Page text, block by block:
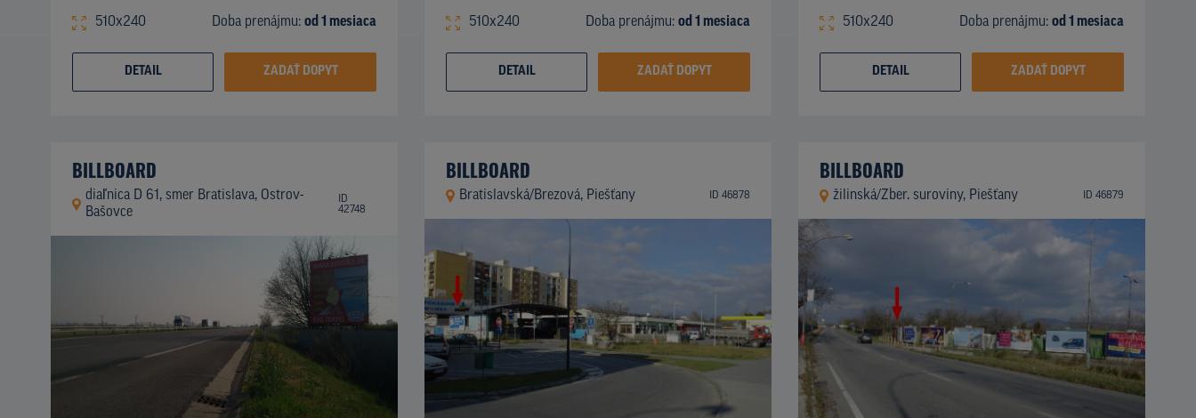
510x240 Doba prenájmu: od 1 mesiaca
DETAIL ZADAŤ DOPYT
510x240 Doba prenájmu: od 1 mesiaca
DETAIL ZADAŤ DOPYT
510x240 Doba prenájmu: od 1 mesiaca
DETAIL ZADAŤ DOPYT
BILLBOARD
diaľnica D 61, smer Bratislava, Ostrov-
Bašovce
ID
42748
BILLBOARD
Bratislavská/Brezová, Piešťany ID 46878
BILLBOARD
žilinská/Zber. suroviny, Piešťany ID 46879